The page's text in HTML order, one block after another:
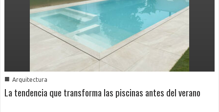
■ Arquitectura
La tendencia que transforma las piscinas antes del verano